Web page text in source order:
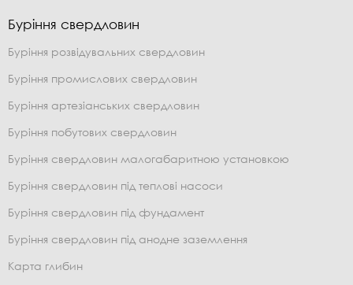
Буріння свердловин
Буріння розвідувальних свердловин
Буріння промислових свердловин
Буріння артезіанських свердловин
Буріння побутових свердловин
Буріння свердловин малогабаритною установкою
Буріння свердловин під теплові насоси
Буріння свердловин під фундамент
Буріння свердловин під анодне заземлення
Карта глибин